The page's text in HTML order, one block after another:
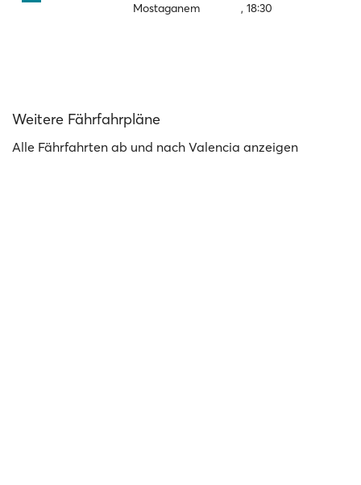
Mostaganem
, 18:30
Weitere Fährfahrpläne
Alle Fährfahrten ab und nach Valencia anzeigen